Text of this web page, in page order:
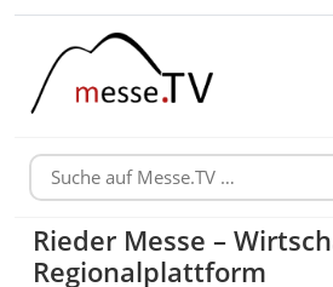
Rieder Messe –
Regionalplattform